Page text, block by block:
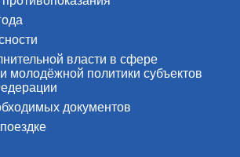
власти в сфере
молодёжной политики субъектов
документов